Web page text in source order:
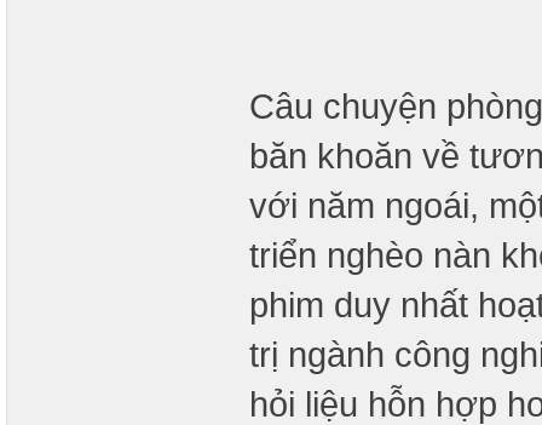
Câu chuyện
băn khoăn về
với năm ngoái,
triển nghèo nàn
phim duy nhất
trị ngành công
hỏi liệu hỗn hợp